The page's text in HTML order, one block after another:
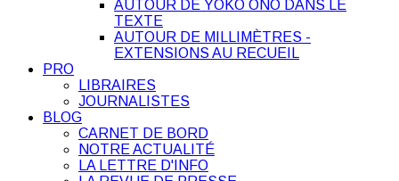
AUTOUR DE YOKO ONO DANS LE
TEXTE
AUTOUR DE MILLIMÈTRES -
EXTENSIONS AU RECUEIL
PRO
LIBRAIRES
JOURNALISTES
BLOG
CARNET DE BORD
NOTRE ACTUALITÉ
LA LETTRE D'INFO